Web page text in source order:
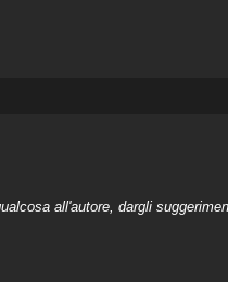
all'autore, dargli